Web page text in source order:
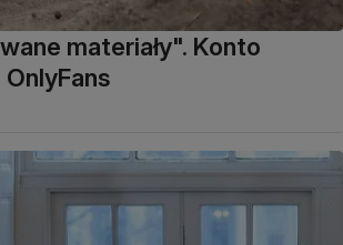
materiały". Konto